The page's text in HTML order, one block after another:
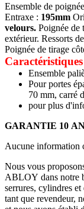
Ensemble de
Entraxe : 195mm
velours. Poignée de
extérieur. Ressorts
Poignée de tirage
Caractéristiques
Ensemble
Pour portes
70 mm, carré
pour plus
GARANTIE 10
Aucune information
Nous vous
ABLOY dans notre
serrures, cylindres
tant que revendeur,